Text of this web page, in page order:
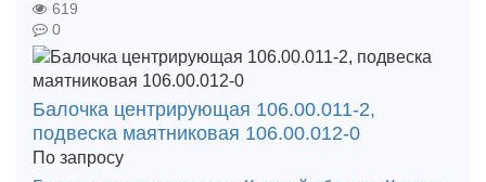
619
0
Балочка центрирующая 106.00.011-2,
подвеска маятниковая 106.00.012-0
По запросу